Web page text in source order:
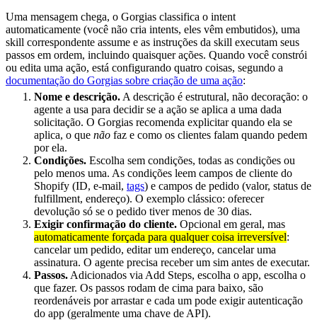
Uma mensagem chega, o Gorgias classifica o intent
automaticamente (você não cria intents, eles vêm embutidos), uma
skill correspondente assume e as instruções da skill executam seus
passos em ordem, incluindo quaisquer ações. Quando você constrói
ou edita uma ação, está configurando quatro coisas, segundo a
documentação do Gorgias sobre criação de uma ação:
Nome e descrição. A descrição é estrutural, não decoração: o
agente a usa para decidir se a ação se aplica a uma dada
solicitação. O Gorgias recomenda explicitar quando ela se
aplica, o que não faz e como os clientes falam quando pedem
por ela.
Condições. Escolha sem condições, todas as condições ou
pelo menos uma. As condições leem campos de cliente do
Shopify (ID, e-mail, tags) e campos de pedido (valor, status de
fulfillment, endereço). O exemplo clássico: oferecer
devolução só se o pedido tiver menos de 30 dias.
Exigir confirmação do cliente. Opcional em geral, mas
automaticamente forçada para qualquer coisa irreversível:
cancelar um pedido, editar um endereço, cancelar uma
assinatura. O agente precisa receber um sim antes de executar.
Passos. Adicionados via Add Steps, escolha o app, escolha o
que fazer. Os passos rodam de cima para baixo, são
reordenáveis por arrastar e cada um pode exigir autenticação
do app (geralmente uma chave de API).